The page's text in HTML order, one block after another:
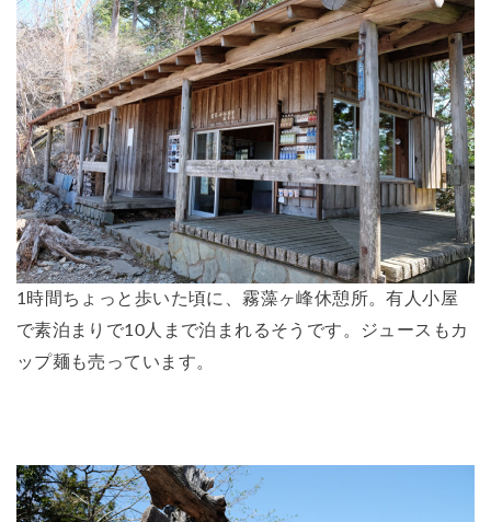
1時間ちょっと歩いた頃に、霧藻ヶ峰休憩所。有人小屋
で素泊まりで10人まで泊まれるそうです。ジュースもカ
ップ麺も売っています。